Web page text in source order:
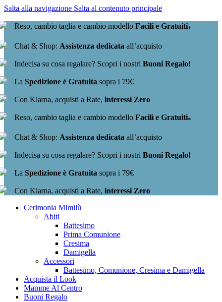
Salta alla navigazione Salta al contenuto principale
Reso, cambio taglia e cambio modello Facili e Gratuiti*
Chat & Shop: Assistenza dedicata all’acquisto
Indecisa su cosa regalare? Scopri i nostri Buoni Regalo!
La Spedizione è Gratuita sopra i 79€
Con Klarna, acquisti a Rate, interessi Zero
Reso, cambio taglia e cambio modello Facili e Gratuiti*
Chat & Shop: Assistenza dedicata all’acquisto
Indecisa su cosa regalare? Scopri i nostri Buoni Regalo!
La Spedizione è Gratuita sopra i 79€
Con Klarna, acquisti a Rate, interessi Zero
Cerimonia Mimilù
Abiti
Battesimo
Prima Comunione
Cresima
Damigella
Accessori
Battesimo, Comunione, Cresima e Damigella
Acquista il Look
Mamme Al Centro
Buoni Regalo